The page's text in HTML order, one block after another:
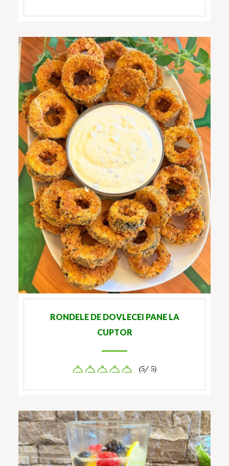
RONDELE DE DOVLECEI PANE LA
CUPTOR
(5/ 5)